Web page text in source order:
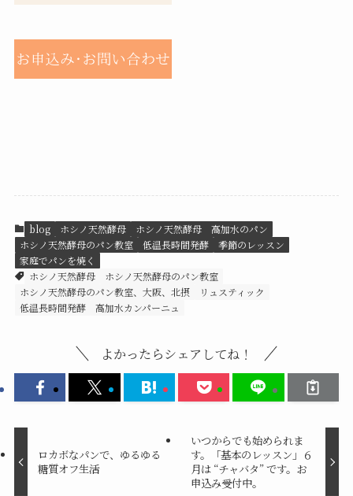
blog ホシノ天然酵母
ホシノ天然酵母 高加水のパン
ホシノ天然酵母のパン教室
低温長時間発酵
季節のレッスン
家庭でパンを焼く
ホシノ天然酵母
ホシノ天然酵母のパン教室
ホシノ天然酵母のパン教室、大阪、北摂
リュスティック
低温長時間発酵
高加水カンパーニュ
よかったらシェアしてね！
ロカボなパンで、ゆるゆる
糖質オフ生活
いつからでも始められま
す。「基本のレッスン」６
月は “チャバタ” です。お
申込み受付中。